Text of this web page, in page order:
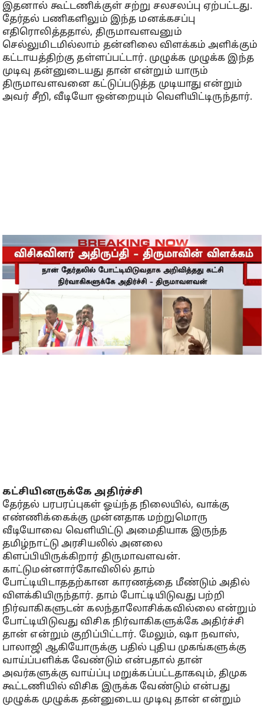
இதனால் கூட்டணிக்குள் சற்று சலசலப்பு ஏற்பட்டது.
தேர்தல் பணிகளிலும் இந்த மனக்கசப்பு
எதிரொலித்ததால், திருமாவளவனும்
செல்லுமிடமில்லாம் தன்னிலை விளக்கம் அளிக்கும்
கட்டாயத்திற்கு தள்ளப்பட்டார். முழுக்க முழுக்க இந்த
முடிவு தன்னுடையது தான் என்றும் யாரும்
திருமாவளவனை கட்டுப்படுத்த முடியாது என்றும்
அவர் சீறி, வீடியோ ஒன்றையும் வெளியிட்டிருந்தார்.
கட்சியினருக்கே அதிர்ச்சி
தேர்தல் பரபரப்புகள் ஓய்ந்த நிலையில், வாக்கு
எண்ணிக்கைக்கு முன்னதாக மற்றுமொரு
வீடியோவை வெளியிட்டு அமைதியாக இருந்த
தமிழ்நாட்டு அரசியலில் அனலை
கிளப்பியிருக்கிறார் திருமாவளவன்.
காட்டுமன்னார்கோவிலில் தாம்
போட்டியிடாததற்கான காரணத்தை மீண்டும் அதில்
விளக்கியிருந்தார். தாம் போட்டியிடுவது பற்றி
நிர்வாகிகளுடன் கலந்தாலோசிக்கவில்லை என்றும்
போட்டியிடுவது விசிக நிர்வாகிகளுக்கே அதிர்ச்சி
தான் என்றும் குறிப்பிட்டார். மேலும், ஷா நவாஸ்,
பாலாஜி ஆகியோருக்கு பதில் புதிய முகங்களுக்கு
வாய்ப்பளிக்க வேண்டும் என்பதால் தான்
அவர்களுக்கு வாய்ப்பு மறுக்கப்பட்டதாகவும், திமுக
கூட்டணியில் விசிக இருக்க வேண்டும் என்பது
முழுக்க முழுக்க தன்னுடைய முடிவு தான் என்றும்